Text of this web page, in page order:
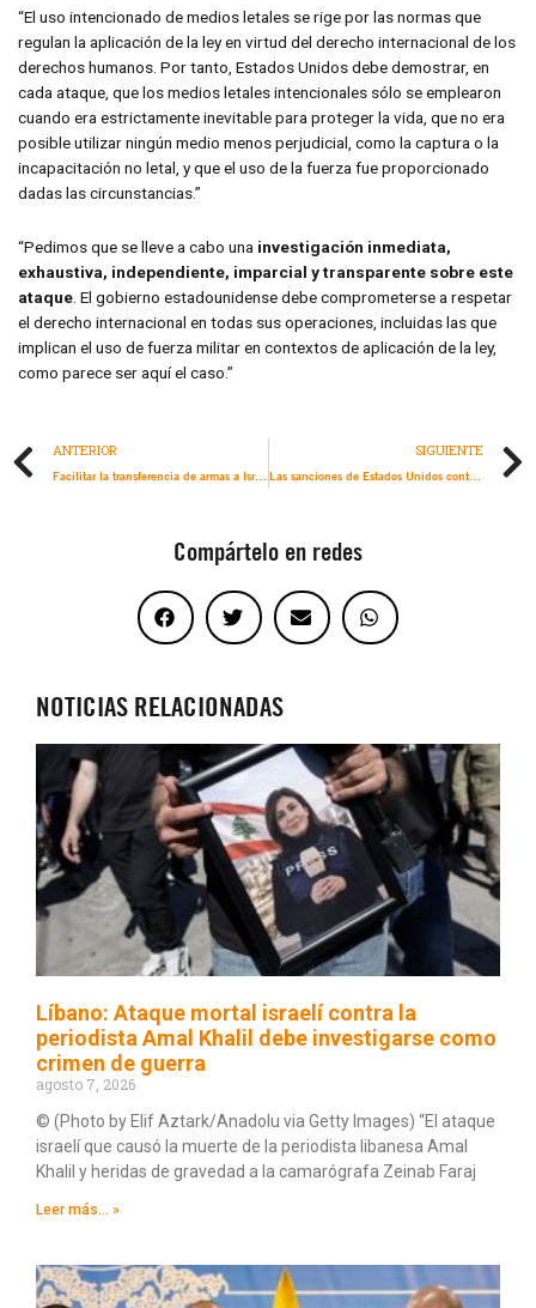
“El uso intencionado de medios letales se rige por las normas que
regulan la aplicación de la ley en virtud del derecho internacional de los
derechos humanos. Por tanto, Estados Unidos debe demostrar, en
cada ataque, que los medios letales intencionales sólo se emplearon
cuando era estrictamente inevitable para proteger la vida, que no era
posible utilizar ningún medio menos perjudicial, como la captura o la
incapacitación no letal, y que el uso de la fuerza fue proporcionado
dadas las circunstancias.”
“Pedimos que se lleve a cabo una investigación inmediata,
exhaustiva, independiente, imparcial y transparente sobre este
ataque . El gobierno estadounidense debe comprometerse a respetar
el derecho internacional en todas sus operaciones, incluidas las que
implican el uso de fuerza militar en contextos de aplicación de la ley,
como parece ser aquí el caso.”
ANTERIOR
Facilitar la transferencia de armas a Israel es “alarmante” y viola el derecho internacional
SIGUIENTE
Las sanciones de Estados Unidos contra ONG palestinas constituyen un ataque flagrante contra los derechos humanos
Compártelo en redes
NOTICIAS RELACIONADAS
Líbano: Ataque mortal israelí contra la
periodista Amal Khalil debe investigarse como
crimen de guerra
agosto 7, 2026
© (Photo by Elif Aztark/Anadolu via Getty Images) “El ataque
israelí que causó la muerte de la periodista libanesa Amal
Khalil y heridas de gravedad a la camarógrafa Zeinab Faraj
Leer más... »